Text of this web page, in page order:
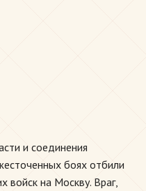
и соединения
боях отбили
войск на Москву. Враг,